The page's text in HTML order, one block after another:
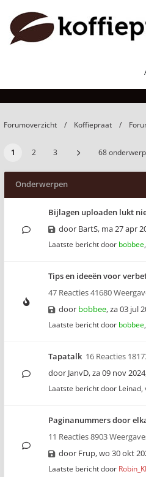
Forumnieuws / Over
Forumoverzicht Koffiepraat
1 2 3 68
Onderwerpen
Bijlagen uploaden lukt
door BartS, ma 27 apr
Laatste bericht door bobbee,
Tips en ideeën voor
47 Reacties 41680
door bobbee,za 03 jul
Laatste bericht door bobbee,
Tapatalk 16 Reacties
door JanvD,za 09 nov
Laatste bericht door Leinad,
Paginanummers door
11 Reacties 8903
door Frup,wo 30 okt
Laatste bericht door